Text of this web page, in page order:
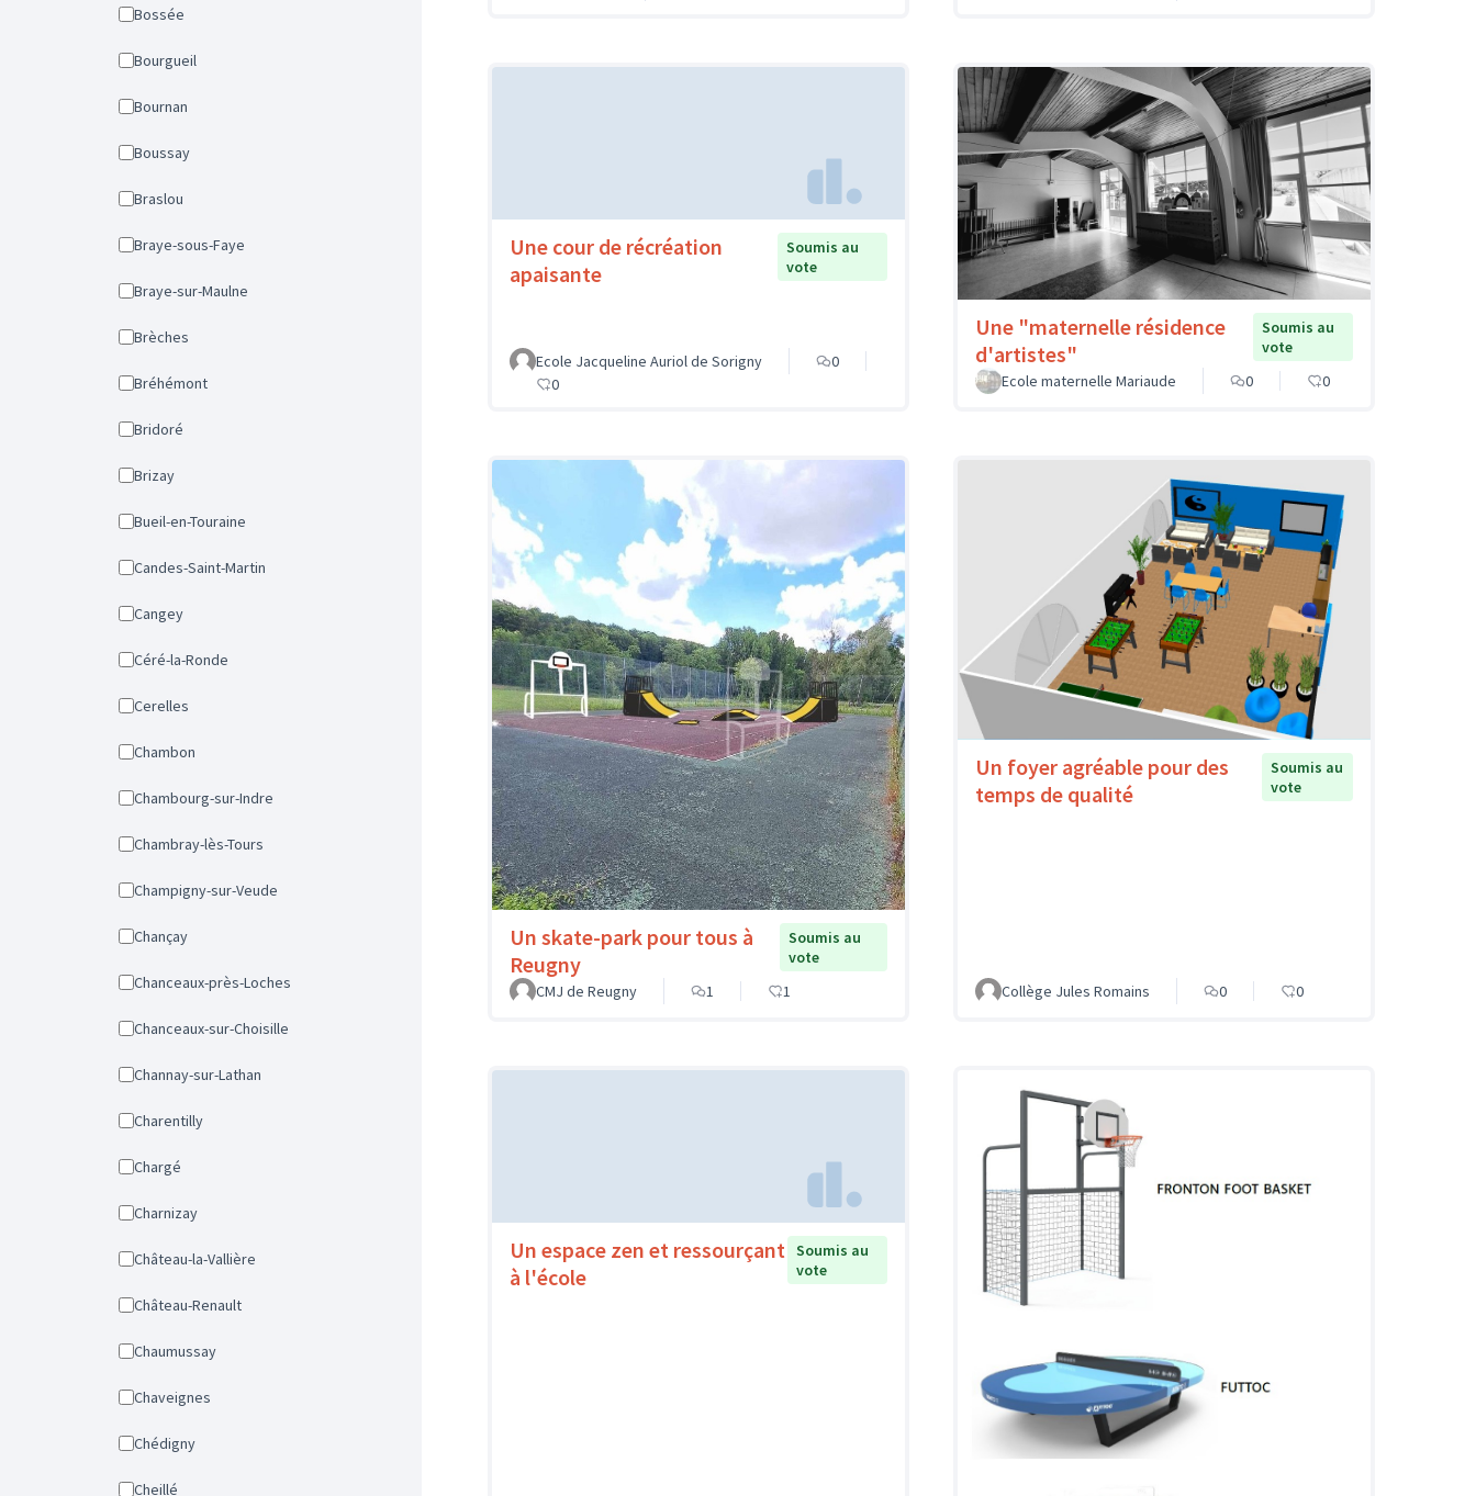
Bossée
Bourgueil
Bournan
Boussay
Braslou
Braye-sous-Faye
Braye-sur-Maulne
Brèches
Bréhémont
Bridoré
Brizay
Bueil-en-Touraine
Candes-Saint-Martin
Cangey
Céré-la-Ronde
Cerelles
Chambon
Chambourg-sur-Indre
Chambray-lès-Tours
Champigny-sur-Veude
Chançay
Chanceaux-près-Loches
Chanceaux-sur-Choisille
Channay-sur-Lathan
Charentilly
Chargé
Charnizay
Château-la-Vallière
Château-Renault
Chaumussay
Chaveignes
Chédigny
Cheillé
Une cour de récréation
apaisante
Soumis au
vote
Ecole Jacqueline Auriol de Sorigny
0
0
Une "maternelle résidence
d'artistes"
Soumis au
vote
Ecole maternelle Mariaude
0 0
Un skate-park pour tous à
Reugny
Soumis au
vote
CMJ de Reugny
1 1
Un foyer agréable pour des
temps de qualité
Soumis au
vote
Collège Jules Romains 0 0
Un espace zen et ressourçant
à l'école
Soumis au
vote